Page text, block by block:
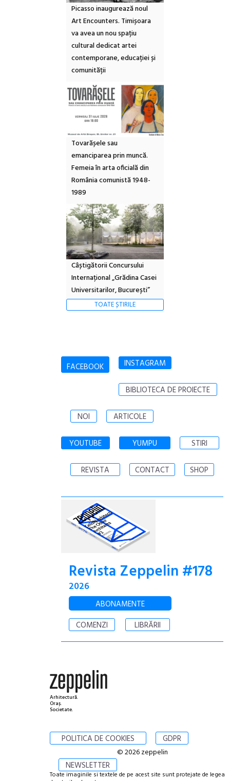
Picasso inaugurează noul
Art Encounters. Timișoara
va avea un nou spațiu
cultural dedicat artei
contemporane, educației și
comunității
Tovarășele sau
emanciparea prin muncă.
Femeia în arta oficială din
România comunistă 1948-
1989
Câștigătorii Concursului
Internațional „Grădina Casei
Universitarilor, București”
TOATE ȘTIRILE
FACEBOOK INSTAGRAM
BIBLIOTECA DE PROIECTE
NOI ARTICOLE
YOUTUBE YUMPU STIRI
REVISTA CONTACT SHOP
Revista Zeppelin #178
2026
ABONAMENTE
COMENZI
LIBRĂRII
Arhitectură.
Oraș.
Societate.
POLITICA DE COOKIES GDPR
NEWSLETTER
© 2026 zeppelin
Toate imaginile si textele de pe acest site sunt protejate de legea